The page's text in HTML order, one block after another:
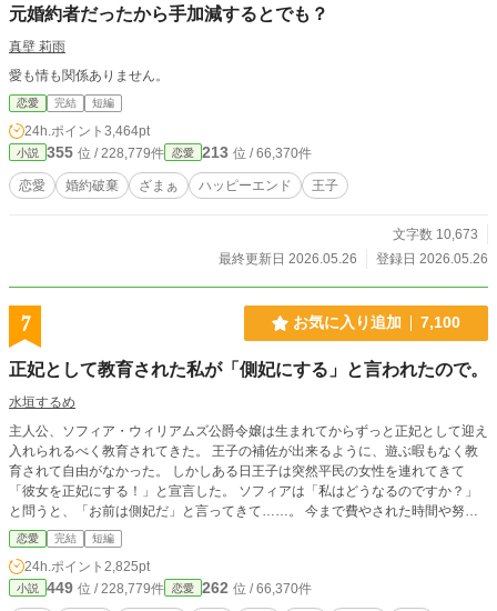
元婚約者だったから手加減するとでも？
真壁 莉雨
愛も情も関係ありません。
恋愛 完結 短編
24h.ポイント 3,464pt
小説 355 位 / 228,779件 恋愛 213 位 / 66,370件
恋愛 婚約破棄 ざまぁ ハッピーエンド 王子
文字数 10,673
最終更新日 2026.05.26
登録日 2026.05.26
7 お気に入り追加 7,100
正妃として教育された私が「側妃にする」と言われたので。
水垣するめ
主人公、ソフィア・ウィリアムズ公爵令嬢は生まれてからずっと正妃として迎え
入れられるべく教育されてきた。 王子の補佐が出来るように、遊ぶ暇もなく教
育されて自由がなかった。 しかしある日王子は突然平民の女性を連れてきて
「彼女を正妃にする！」と宣言した。 ソフィアは「私はどうなるのですか？」
と問うと、「お前は側妃だ」と言ってきて……。 今まで費やされた時間や努力
のことを訴えるが王子は「お前は自分のことばかりだな！」と逆に怒った。 ソ
フィアは王子に愛想を尽かし、婚約破棄をすることにする。 焦った王子は何と
か引き留めようとするがソフィアは聞く耳を持たずに王子の元を去る。 それか
ら間もなく、ソフィアへの仕打ちを知った周囲からライアンは非難されることと
恋愛 完結 短編
24h.ポイント 2,825pt
小説 449 位 / 228,779件 恋愛 262 位 / 66,370件